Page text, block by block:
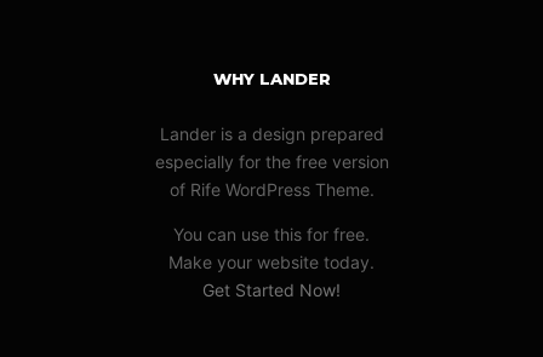
WHY LANDER
Lander is a design prepared
especially for the free version
of Rife WordPress Theme.
You can use this for free.
Make your website today.
Get Started Now!